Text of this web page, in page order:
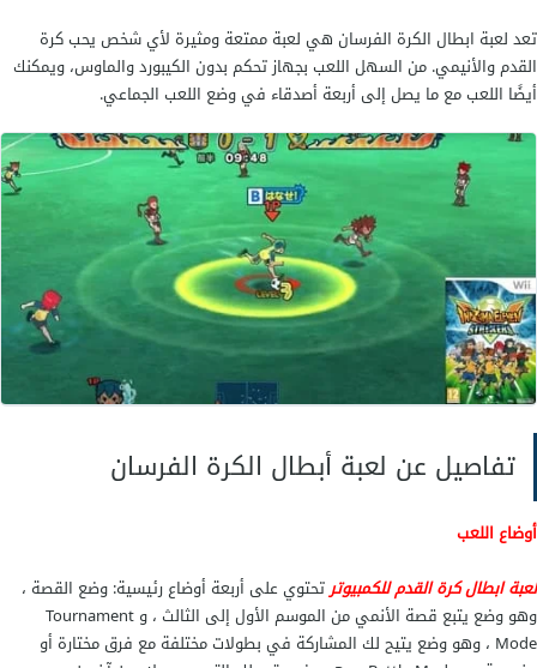
تعد لعبة ابطال الكرة الفرسان هي لعبة ممتعة ومثيرة لأي شخص يحب كرة
القدم والأنيمي. من السهل اللعب بجهاز تحكم بدون الكيبورد والماوس، ويمكنك
أيضًا اللعب مع ما يصل إلى أربعة أصدقاء في وضع اللعب الجماعي.
تفاصيل عن لعبة أبطال الكرة الفرسان
أوضاع اللعب
لعبة ابطال كرة القدم للكمبيوترتحتوي على أربعة أوضاع رئيسية: وضع القصة ،
وهو وضع يتبع قصة الأنمي من الموسم الأول إلى الثالث ، و Tournament
Mode ، وهو وضع يتيح لك المشاركة في بطولات مختلفة مع فرق مختارة أو